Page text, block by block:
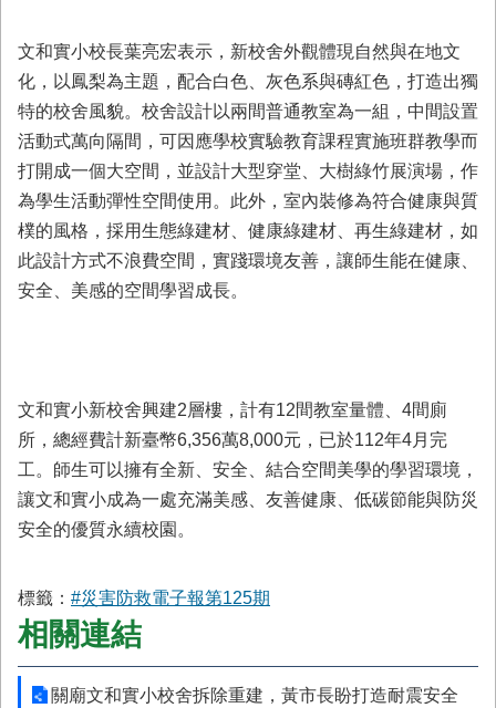
文和實小校長葉亮宏表示，新校舍外觀體現自然與在地文
化，以鳳梨為主題，配合白色、灰色系與磚紅色，打造出獨
特的校舍風貌。校舍設計以兩間普通教室為一組，中間設置
活動式萬向隔間，可因應學校實驗教育課程實施班群教學而
打開成一個大空間，並設計大型穿堂、大樹綠竹展演場，作
為學生活動彈性空間使用。此外，室內裝修為符合健康與質
樸的風格，採用生態綠建材、健康綠建材、再生綠建材，如
此設計方式不浪費空間，實踐環境友善，讓師生能在健康、
安全、美感的空間學習成長。
文和實小新校舍興建2層樓，計有12間教室量體、4間廁
所，總經費計新臺幣6,356萬8,000元，已於112年4月完
工。師生可以擁有全新、安全、結合空間美學的學習環境，
讓文和實小成為一處充滿美感、友善健康、低碳節能與防災
安全的優質永續校園。
標籤： #災害防救電子報第125期
相關連結
關廟文和實小校舍拆除重建，黃市長盼打造耐震安全